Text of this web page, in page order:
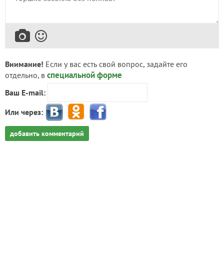
Внимание! Если у вас есть свой вопрос, задайте его
отдельно, в специальной форме
Ваш E-mail:
Или через:
добавить комментарий